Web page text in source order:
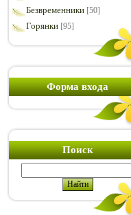
Безвременники [50]
Горянки [95]
Форма входа
Поиск